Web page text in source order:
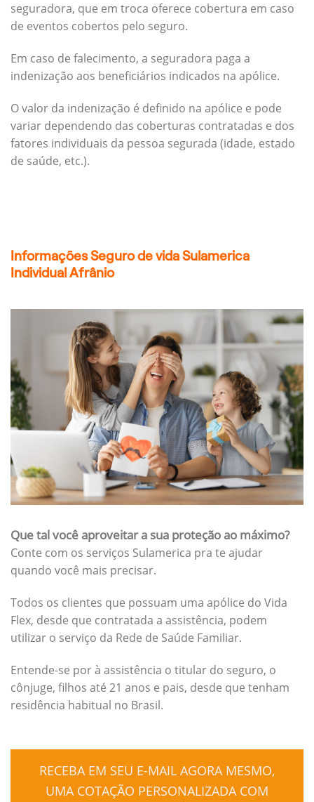
seguradora, que em troca oferece cobertura em caso
de eventos cobertos pelo seguro.
Em caso de falecimento, a seguradora paga a
indenização aos beneficiários indicados na apólice.
O valor da indenização é definido na apólice e pode
variar dependendo das coberturas contratadas e dos
fatores individuais da pessoa segurada (idade, estado
de saúde, etc.).
Informações Seguro de vida Sulamerica
Individual Afrânio
Que tal você aproveitar a sua proteção ao máximo?
Conte com os serviços Sulamerica pra te ajudar
quando você mais precisar.
Todos os clientes que possuam uma apólice do Vida
Flex, desde que contratada a assistência, podem
utilizar o serviço da Rede de Saúde Familiar.
Entende-se por à assistência o titular do seguro, o
cônjuge, filhos até 21 anos e pais, desde que tenham
residência habitual no Brasil.
RECEBA EM SEU E-MAIL AGORA MESMO,
UMA COTAÇÃO PERSONALIZADA COM